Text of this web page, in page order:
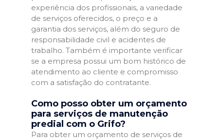
experiência dos profissionais, a variedade
de serviços oferecidos, o preço e a
garantia dos serviços, além do seguro de
responsabilidade civil e acidentes de
trabalho. Também é importante verificar
se a empresa possui um bom histórico de
atendimento ao cliente e compromisso
com a satisfação do contratante.
Como posso obter um orçamento
para serviços de manutenção
predial com o Grifo?
Para obter um orçamento de serviços de